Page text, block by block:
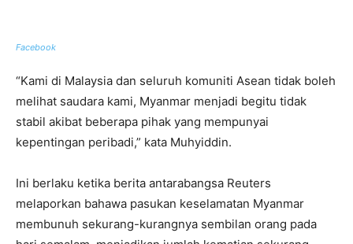
Facebook
“Kami di Malaysia dan seluruh komuniti Asean tidak boleh
melihat saudara kami, Myanmar menjadi begitu tidak
stabil akibat beberapa pihak yang mempunyai
kepentingan peribadi,” kata Muhyiddin.
Ini berlaku ketika berita antarabangsa Reuters
melaporkan bahawa pasukan keselamatan Myanmar
membunuh sekurang-kurangnya sembilan orang pada